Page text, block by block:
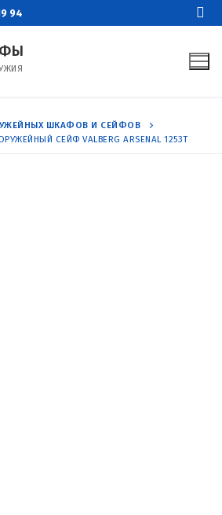
94
ШКАФОВ И СЕЙФОВ
СЕЙФ VALBERG ARSENAL 1253Т